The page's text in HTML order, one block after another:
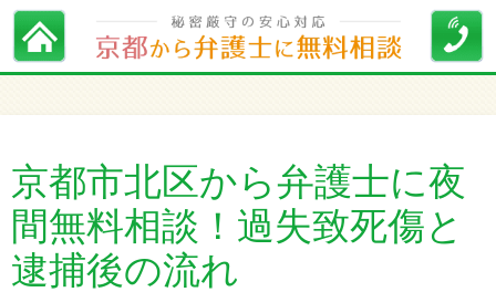
京都市北区から弁護士に夜
間無料相談！過失致死傷と
逮捕後の流れ